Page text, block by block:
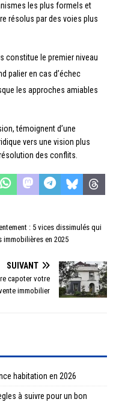
les plus formels et
résolus par des voies plus
constitue le premier niveau
palier en cas d’échec
les approches amiables
témoignent d’une
vers une vision plus
des conflits.
: 5 vices dissimulés qui
immobilières en 2025
SUIVANT
capoter votre
immobilier
habitation en 2026
à suivre pour un bon